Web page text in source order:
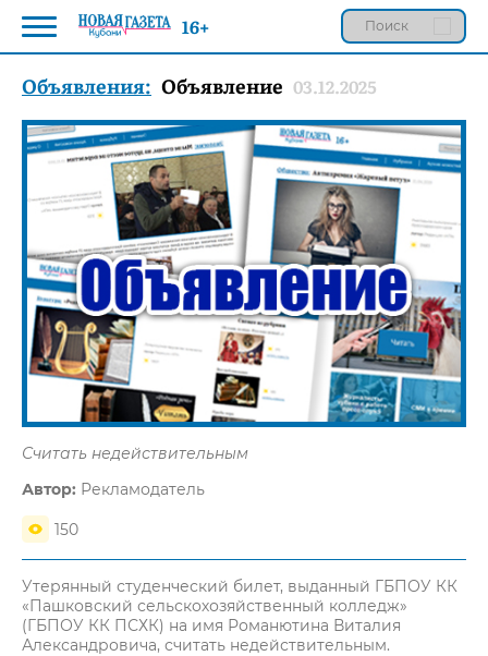
Объявления: Объявление 03.12.2025
Считать недействительным
Автор: Рекламодатель
150
Утерянный студенческий билет, выданный ГБПОУ КК
«Пашковский сельскохозяйственный колледж»
(ГБПОУ КК ПСХК) на имя Романютина Виталия
Александровича, считать недействительным.
16+